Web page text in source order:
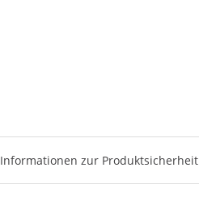
Informationen zur Produktsicherheit